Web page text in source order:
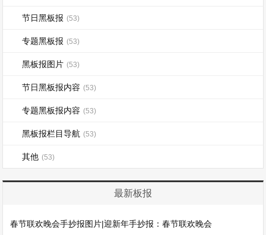
节日黑板报 (53)
专题黑板报 (53)
黑板报图片 (53)
节日黑板报内容 (53)
专题黑板报内容 (53)
黑板报栏目导航 (53)
其他 (53)
最新板报
春节联欢晚会手抄报图片|迎新年手抄报：春节联欢晚会